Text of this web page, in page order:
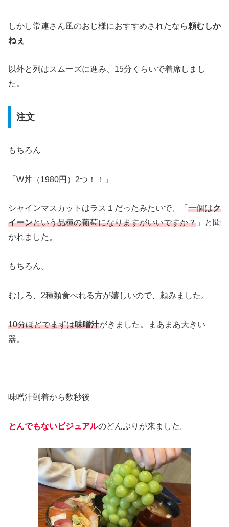
しかし常連さん風のおじ様におすすめされたなら頼むしか
ねぇ
以外と列はスムーズに進み、15分くらいで着席しまし
た。
注文
もちろん
「W丼（1980円）2つ！！」
シャインマスカットはラス１だったみたいで、「 一個はク
イーンという品種の葡萄になりますがいいですか？ 」と聞
かれました。
もちろん。
むしろ、2種類食べれる方が嬉しいので、頼みました。
10分ほどでまずは味噌汁がきました。まあまあ大きい
器。
味噌汁到着から数秒後
とんでもないビジュアルのどんぶりが来ました。